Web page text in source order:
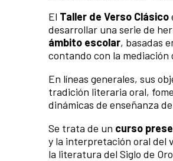
El Taller de Verso Clásico
desarrollar una serie de
ámbito escolar, basadas
contando con la mediación
En líneas generales, sus
tradición literaria oral,
dinámicas de enseñanza
Se trata de un curso
y la interpretación oral del
la literatura del Siglo de